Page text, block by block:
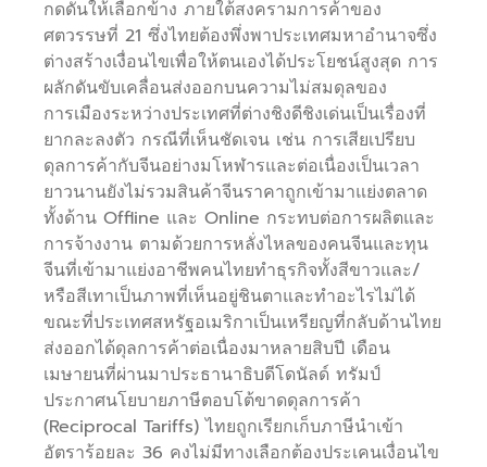
กดดันให้เลือกข้าง ภายใต้สงครามการค้าของ
ศตวรรษที่ 21 ซึ่งไทยต้องพึ่งพาประเทศมหาอำนาจซึ่ง
ต่างสร้างเงื่อนไขเพื่อให้ตนเองได้ประโยชน์สูงสุด การ
ผลักดันขับเคลื่อนส่งออกบนความไม่สมดุลของ
การเมืองระหว่างประเทศที่ต่างชิงดีชิงเด่นเป็นเรื่องที่
ยากละลงตัว กรณีที่เห็นชัดเจน เช่น การเสียเปรียบ
ดุลการค้ากับจีนอย่างมโหฬารและต่อเนื่องเป็นเวลา
ยาวนานยังไม่รวมสินค้าจีนราคาถูกเข้ามาแย่งตลาด
ทั้งด้าน Offline และ Online กระทบต่อการผลิตและ
การจ้างงาน ตามด้วยการหลั่งไหลของคนจีนและทุน
จีนที่เข้ามาแย่งอาชีพคนไทยทำธุรกิจทั้งสีขาวและ/
หรือสีเทาเป็นภาพที่เห็นอยู่ชินตาและทำอะไรไม่ได้
ขณะที่ประเทศสหรัฐอเมริกาเป็นเหรียญที่กลับด้านไทย
ส่งออกได้ดุลการค้าต่อเนื่องมาหลายสิบปี เดือน
เมษายนที่ผ่านมาประธานาธิบดีโดนัลด์ ทรัมป์
ประกาศนโยบายภาษีตอบโต้ขาดดุลการค้า
(Reciprocal Tariffs) ไทยถูกเรียกเก็บภาษีนำเข้า
อัตราร้อยละ 36 คงไม่มีทางเลือกต้องประเคนเงื่อนไข